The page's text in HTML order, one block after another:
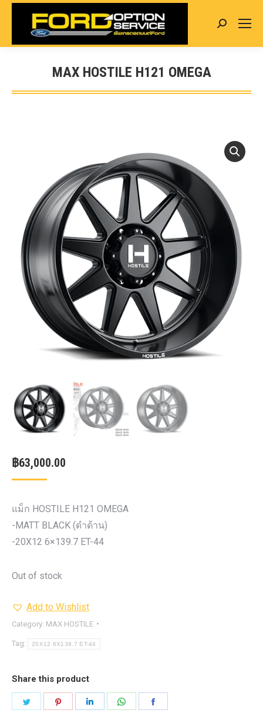
Search:
MAX HOSTILE H121 OMEGA
You are here:
฿63,000.00
แม็ก HOSTILE H121 OMEGA
-MATT BLACK (ดำด้าน)
-20X12 6×139.7 ET-44
Out of stock
Add to Wishlist
Category: MAX HOSTILE
Tag: 20X12 6X139.7 ET-44
Share this product